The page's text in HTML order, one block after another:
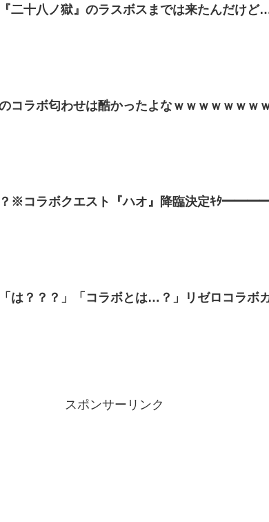
二十八ノ獄』のラスボスまでは来たんだけど
コラボ匂わせは酷かったよなｗｗｗｗｗｗｗ
？※コラボクエスト『ハオ』降臨決定ｷﾀ
は？？？」「コラボとは…？」リゼロコラボ
スポンサーリンク